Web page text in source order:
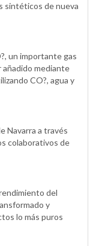
sintéticos de nueva
un importante gas
mediante
CO?, agua y
Navarra a través
colaborativos de
del
y
lo más puros